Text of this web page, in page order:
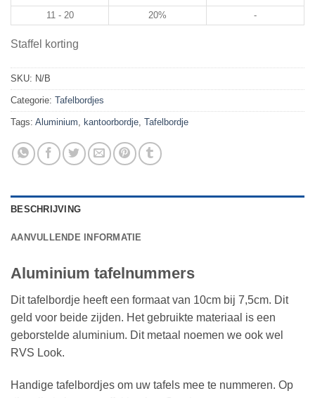
11 - 20
20% -
Staffel korting
SKU: N/B
Categorie: Tafelbordjes
Tags: Aluminium, kantoorbordje, Tafelbordje
BESCHRIJVING
AANVULLENDE INFORMATIE
Aluminium tafelnummers
Dit tafelbordje heeft een formaat van 10cm bij 7,5cm. Dit
geld voor beide zijden. Het gebruikte materiaal is een
geborstelde aluminium. Dit metaal noemen we ook wel
RVS Look.
Handige tafelbordjes om uw tafels mee te nummeren. Op